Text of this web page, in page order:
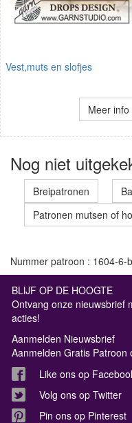
Vest,muts en slofjes
Meer info
Nog niet
Breipatronen
Patronen mutsen of
Nummer patroon : 1604-6-
BLIJF OP DE HOOGTE
Ontvang onze nieuwsbrief
acties!
Aanmelden Nieuwsbrief
Aanmelden Gratis Patroon
Like ons op
Volg ons op Twitter
Pin ons op Pinterest